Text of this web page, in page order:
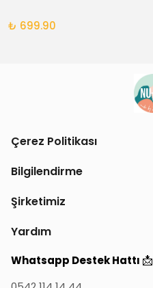
₺ 699.90
Çerez Politikası
Bilgilendirme
Şirketimiz
Yardım
Whatsapp Destek Hattı 📩